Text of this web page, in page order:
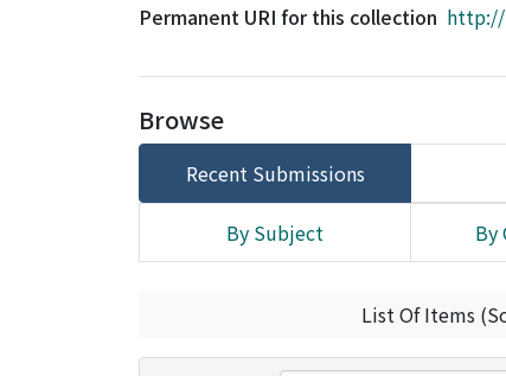
Permanent URI for this collection http://
Browse
Recent Submissions
By Subject By
List Of Items